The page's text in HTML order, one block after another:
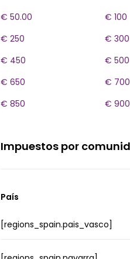
€ 50.00 € 100
€ 250
€ 300
€ 450
€ 500
€ 650
€ 700
€ 850
€ 900
Impuestos por
País
[regions_spain.pais_vasco]